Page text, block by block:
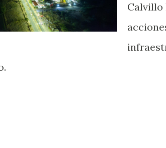
Calvillo